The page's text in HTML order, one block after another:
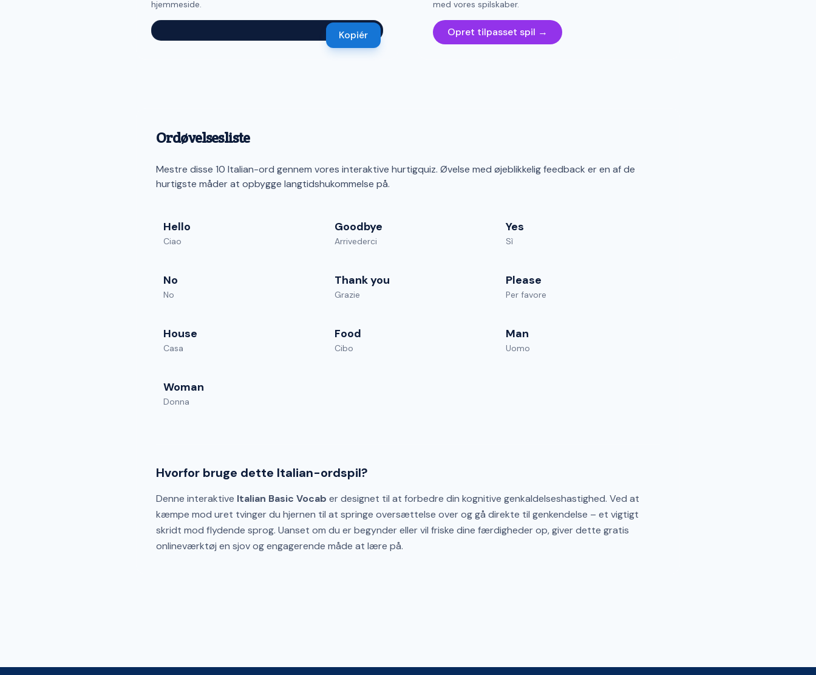
hjemmeside.
Kopiér
med vores spilskaber.
Opret tilpasset spil →
Ordøvelsesliste
Mestre disse 10 Italian-ord gennem vores interaktive hurtigquiz. Øvelse med øjeblikkelig feedback er en af de
hurtigste måder at opbygge langtidshukommelse på.
Hello
Ciao
Goodbye
Arrivederci
Yes
Sì
No
No
Thank you
Grazie
Please
Per favore
House
Casa
Food
Cibo
Man
Uomo
Woman
Donna
Hvorfor bruge dette Italian-ordspil?
Denne interaktive Italian Basic Vocab er designet til at forbedre din kognitive genkaldelseshastighed. Ved at
kæmpe mod uret tvinger du hjernen til at springe oversættelse over og gå direkte til genkendelse – et vigtigt
skridt mod flydende sprog. Uanset om du er begynder eller vil friske dine færdigheder op, giver dette gratis
onlineværktøj en sjov og engagerende måde at lære på.